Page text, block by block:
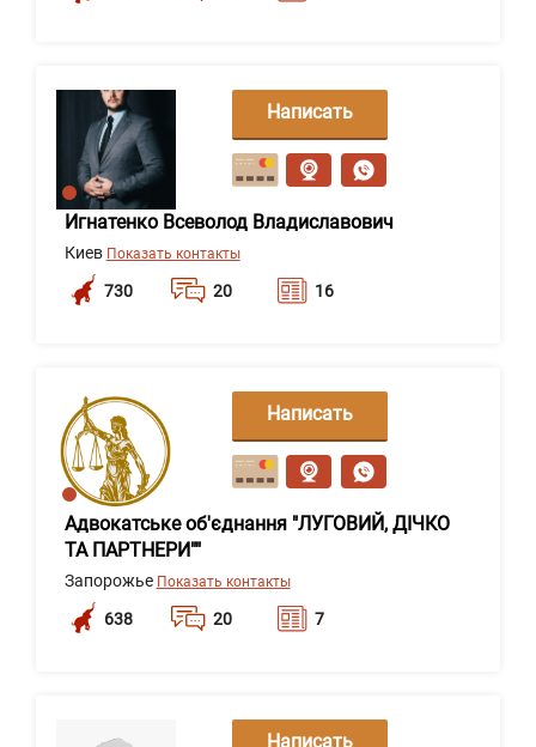
Игнатенко Всеволод Владиславович
Киев Показать контакты
730 20 16
Написать
сообщение
Адвокатське об'єднання "ЛУГОВИЙ, ДІЧКО
ТА ПАРТНЕРИ""
Запорожье Показать контакты
638 20 7
Написать
сообщение
Написать